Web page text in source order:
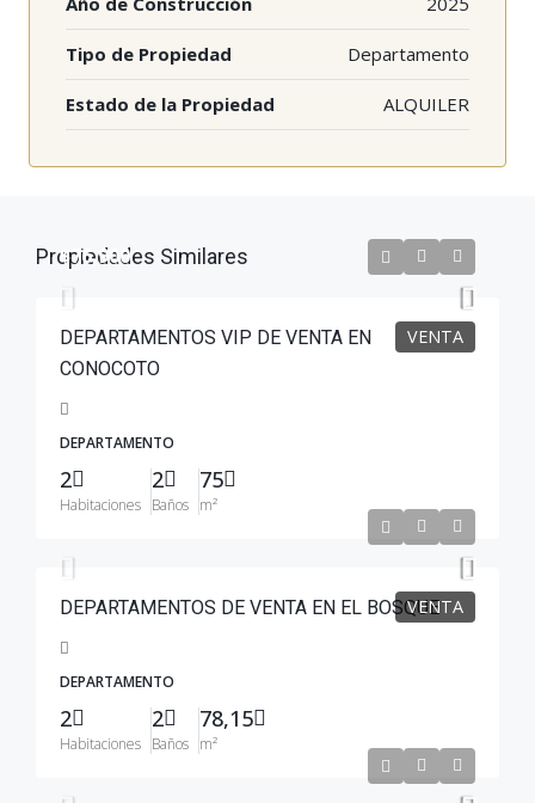
Tipo de Propiedad Departamento
Estado de la Propiedad ALQUILER
Propiedades Similares
VENTA
$76,900
DEPARTAMENTOS VIP DE VENTA EN
CONOCOTO
DEPARTAMENTO
2
Habitaciones
2
Baños
75
m²
VENTA
DEPARTAMENTOS DE VENTA EN EL BOSQUE
DEPARTAMENTO
2
Habitaciones
2
Baños
78,15
m²